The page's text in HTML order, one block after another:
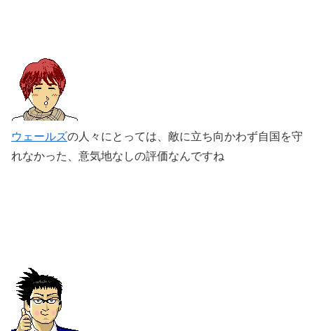
ウェールズの人々にとっては、敵に立ち向かわず自国を守
れなかった、意気地なしの評価なんですね